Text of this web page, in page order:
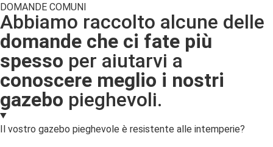
DOMANDE COMUNI
Abbiamo raccolto alcune delle
domande che ci fate più
spesso per aiutarvi a
conoscere meglio i nostri
gazebo pieghevoli.
Il vostro gazebo pieghevole è resistente alle intemperie?